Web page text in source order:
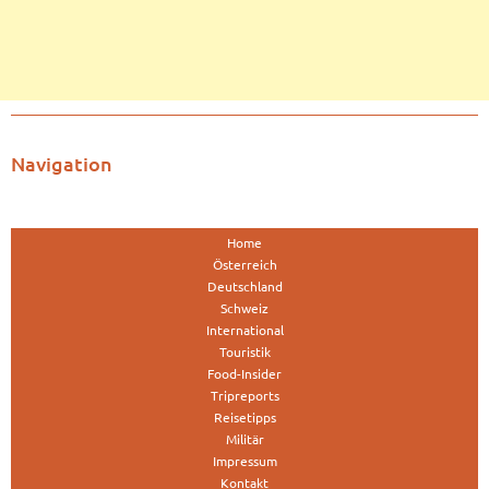
Navigation
Home
Österreich
Deutschland
Schweiz
International
Touristik
Food-Insider
Tripreports
Reisetipps
Militär
Impressum
Kontakt